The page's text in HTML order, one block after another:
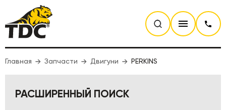
Главная Запчасти Двигуни PERKINS
РАСШИРЕННЫЙ ПОИСК